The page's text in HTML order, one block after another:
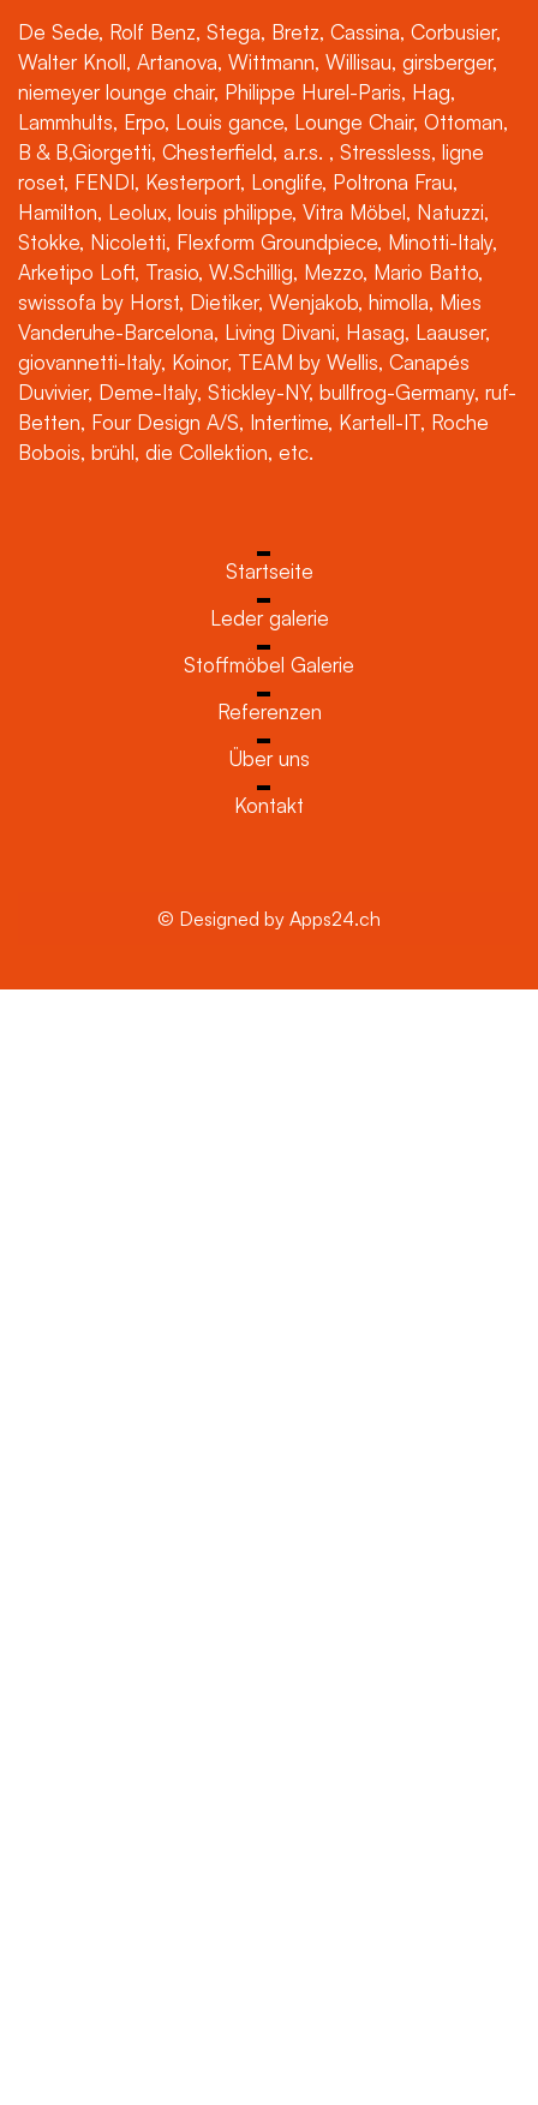
De Sede, Rolf Benz, Stega, Bretz, Cassina, Corbusier,
Walter Knoll, Artanova, Wittmann, Willisau, girsberger,
niemeyer lounge chair, Philippe Hurel-Paris, Hag,
Lammhults, Erpo, Louis gance, Lounge Chair, Ottoman,
B & B,Giorgetti, Chesterfield, a.r.s. , Stressless, ligne
roset, FENDI, Kesterport, Longlife, Poltrona Frau,
Hamilton, Leolux, louis philippe, Vitra Möbel, Natuzzi,
Stokke, Nicoletti, Flexform Groundpiece, Minotti-Italy,
Arketipo Loft, Trasio, W.Schillig, Mezzo, Mario Batto,
swissofa by Horst, Dietiker, Wenjakob, himolla, Mies
Vanderuhe-Barcelona, Living Divani, Hasag, Laauser,
giovannetti-Italy, Koinor, TEAM by Wellis, Canapés
Duvivier, Deme-Italy, Stickley-NY, bullfrog-Germany, ruf-
Betten, Four Design A/S, Intertime, Kartell-IT, Roche
Bobois, brühl, die Collektion, etc.
Startseite
Leder galerie
Stoffmöbel Galerie
Referenzen
Über uns
Kontakt
© Designed by Apps24.ch